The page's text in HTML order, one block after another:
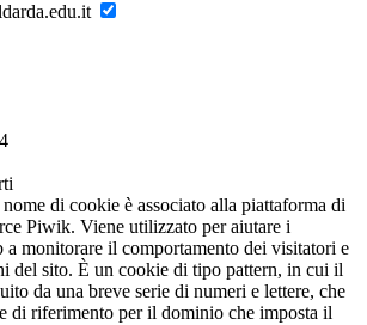
di cookie è associato alla piattaforma di
Piwik. Viene utilizzato per aiutare i
monitorare il comportamento dei visitatori e
del sito. È un cookie di tipo pattern, in cui il
da una breve serie di numeri e lettere, che
di riferimento per il dominio che imposta il